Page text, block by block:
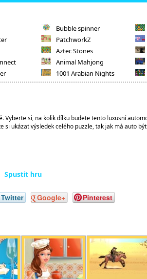
Bubble spinner
PatchworkZ
Aztec Stones
Animal Mahjong
1001 Arabian Nights
Vyberte si, na kolik dílku budete tento luxusní
si ukázat výsledek celého puzzle, tak jak má auto
Spustit hru
Twitter Google+ Pinterest